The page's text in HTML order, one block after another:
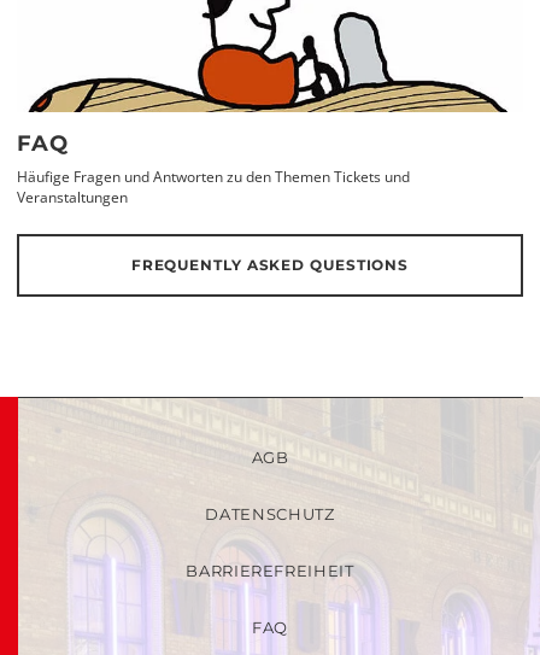
FAQ
Häufige Fragen und Antworten zu den Themen Tickets und
Veranstaltungen
FREQUENTLY ASKED QUESTIONS
AGB
DATENSCHUTZ
BARRIEREFREIHEIT
FAQ